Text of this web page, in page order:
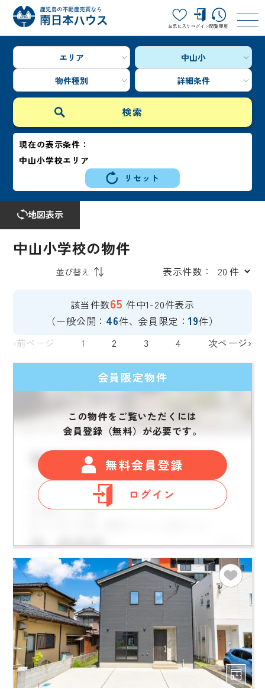
お気に入り ログイン閲覧履歴
エリア
中山小
物件種別
詳細条件
現在の表示条件：
中山小学校エリア
リセット
地図表示
中山小学校の物件
表示件数：
該当件数65 件中1-20件表示
（一般公開： 46件、会員限定：19件）
‹前ページ
1 2 3 4 次ページ›
会員限定物件
この物件をご覧いただくには
会員登録（無料）が必要です。
無料会員登録
ログイン